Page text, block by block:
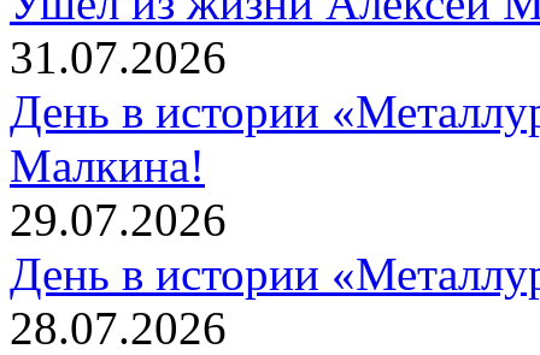
31.07.2026
День в истории
Малкина!
29.07.2026
День в истории
28.07.2026